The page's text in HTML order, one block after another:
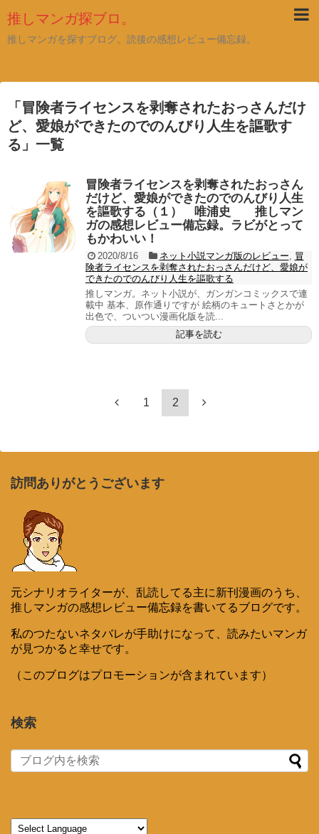
推しマンガ探ブロ。
推しマンガを探すブログ。読後の感想レビュー備忘録。
「 冒険者ライセンスを剥奪されたおっさんだけ
ど、愛娘ができたのでのんびり人生を謳歌す
る 」 一覧
冒険者ライセンスを剥奪されたおっさん
だけど、愛娘ができたのでのんびり人生
を謳歌する（１） 唯浦史 推しマン
ガの感想レビュー備忘録。ラビがとって
もかわいい！
2020/8/16 ネット小説マンガ版のレビュー
冒
険者ライセンスを剥奪されたおっさんだけど、愛娘が
できたのでのんびり人生を謳歌する
推しマンガ。ネット小説が、ガンガンコミックスで連
載中 基本、原作通りですが 絵柄のキュートさとかが
出色で、ついつい漫画化版を読...
記事を読む
1 2
訪問ありがとうございます
元シナリオライターが、乱読してる主に新刊漫画のうち、
推しマンガの感想レビュー備忘録を書いてるブログです。
私のつたないネタバレが手助けになって、読みたいマンガ
が見つかると幸せです。
（このブログはプロモーションが含まれています）
検索